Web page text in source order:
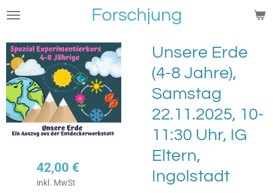
Zum
springen
Forschjung
Unsere Erde
(4-8 Jahre),
Samstag
22.11.2025, 10-
11:30 Uhr, IG
Eltern,
Ingolstadt
42,00 €
inkl. MwSt